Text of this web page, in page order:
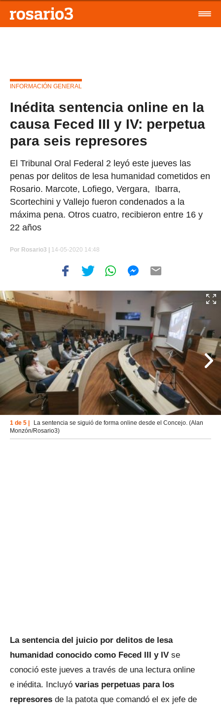
INFORMACIÓN GENERAL
Inédita sentencia online en la
causa Feced III y IV: perpetua
para seis represores
El Tribunal Oral Federal 2 leyó este jueves las
penas por delitos de lesa humanidad cometidos en
Rosario. Marcote, Lofiego, Vergara, Ibarra,
Scortechini y Vallejo fueron condenados a la
máxima pena. Otros cuatro, recibieron entre 16 y
22 años
Por Rosario3 | 14-05-2020 14:48
1 de 5 |
La sentencia se siguió de forma online desde el Concejo. (Alan
Monzón/Rosario3)
La sentencia del juicio por delitos de lesa
humanidad conocido como Feced III y IV se
conoció este jueves a través de una lectura online
e inédita. Incluyó varias perpetuas para los
represores de la patota que comandó el ex jefe de